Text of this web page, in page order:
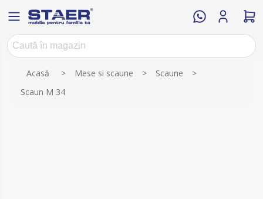
Acasă > Mese si scaune > Scaune
>
Scaun M 34
Numele atributului Valoarea atributului